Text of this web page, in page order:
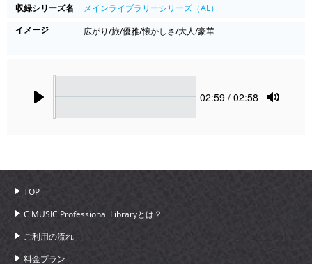
収録シリーズ名
メインライブラリーシリーズ（AL）
イメージ
広がり/旅/優雅/懐かしさ/大人/豪華
Current
02:59 / 02:58
TOP
C MUSIC Professional Libraryとは？
ご利用の流れ
料金プラン